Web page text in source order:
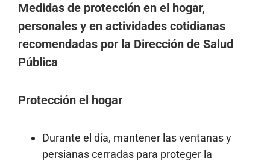
Medidas de protección en el hogar,
personales y en actividades cotidianas
recomendadas por la Dirección de Salud
Pública
Protección el hogar
Durante el día, mantener las ventanas y
persianas cerradas para proteger la